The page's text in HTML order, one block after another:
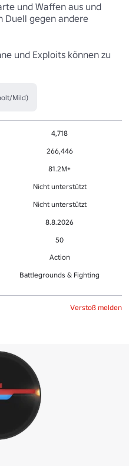
und Waffen aus und
Duell gegen andere
und Exploits können zu
Mild)
4,718
266,446
81.2M+
Nicht unterstützt
Nicht unterstützt
8.8.2026
50
Action
Battlegrounds & Fighting
Verstoß melden